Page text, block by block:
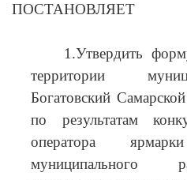
ПОСТАНОВЛЯЕТ
1.Утвердить форму
территории
Богатовский
по результатам
оператора
муниципального